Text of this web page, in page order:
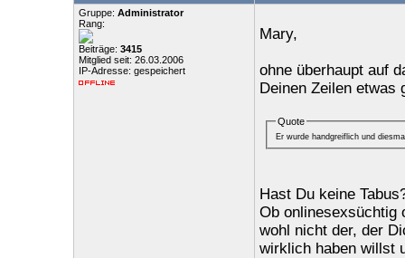
Gruppe: Administrator
Rang:
Beiträge: 3415
Mitglied seit: 26.03.2006
IP-Adresse: gespeichert
Mary,
ohne überhaupt auf
Deinen Zeilen etwas
Quote
Er wurde handgreiflich und
Hast Du keine
Ob onlinesexsüchtig
wohl nicht der, der
wirklich haben willst